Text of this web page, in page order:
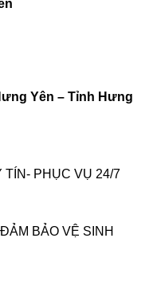
Yên – Tỉnh Hưng
PHỤC VỤ 24/7
BẢO VỆ SINH